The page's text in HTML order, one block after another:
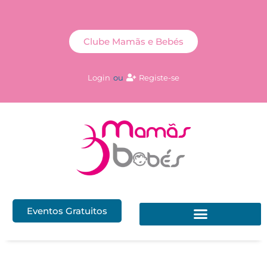
Login ou Registe-se
Clube Mamãs e Bebés
Eventos Gratuitos